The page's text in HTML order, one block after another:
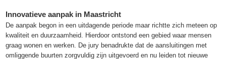
Innovatieve aanpak in Maastricht
De aanpak begon in een uitdagende periode maar richtte zich meteen op
kwaliteit en duurzaamheid. Hierdoor ontstond een gebied waar mensen
graag wonen en werken. De jury benadrukte dat de aansluitingen met
omliggende buurten zorgvuldig zijn uitgevoerd en nu leiden tot nieuwe